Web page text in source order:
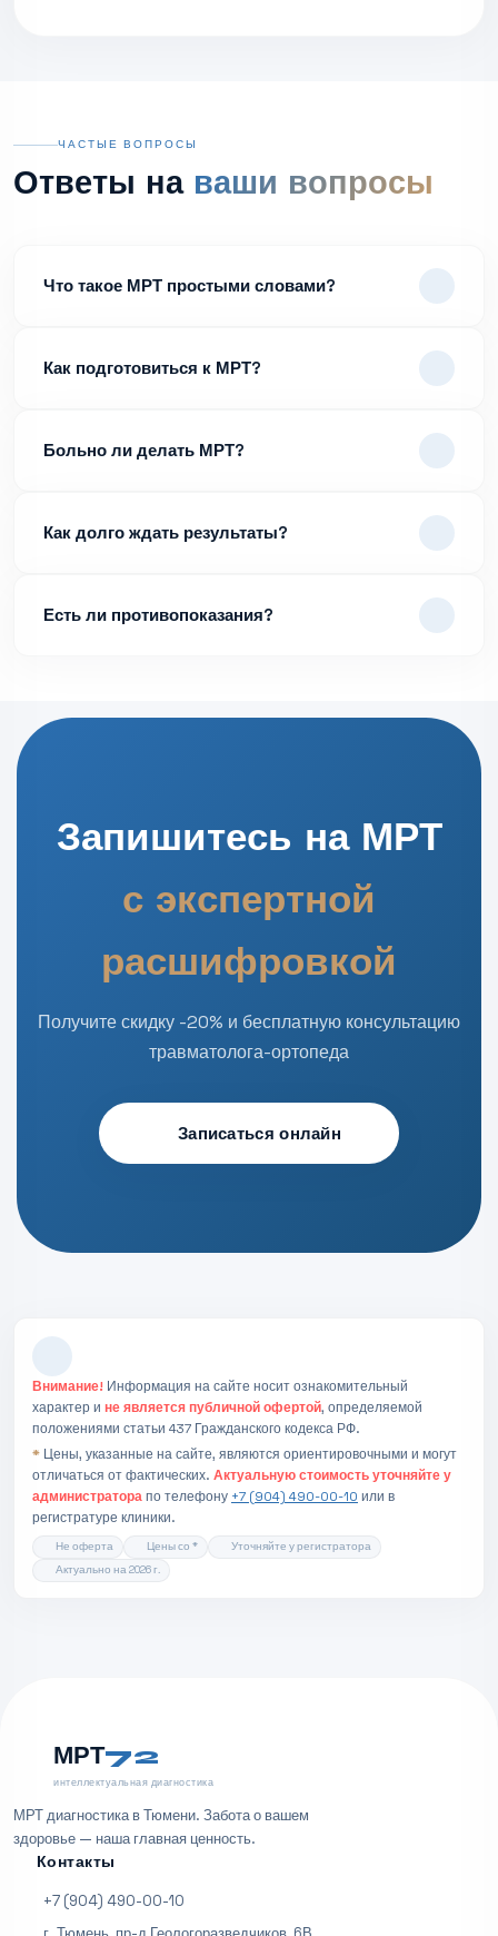
ЧАСТЫЕ ВОПРОСЫ
Ответы на ваши вопросы
Что такое МРТ простыми словами?
Как подготовиться к МРТ?
Больно ли делать МРТ?
Как долго ждать результаты?
Есть ли противопоказания?
Запишитесь на МРТ
с экспертной
расшифровкой
Получите скидку -20% и бесплатную консультацию
травматолога-ортопеда
Записаться онлайн
Внимание! Информация на сайте носит ознакомительный
характер и не является публичной офертой, определяемой
положениями статьи 437 Гражданского кодекса РФ.
* Цены, указанные на сайте, являются ориентировочными и могут
отличаться от фактических. Актуальную стоимость уточняйте у
администратора по телефону +7 (904) 490-00-10 или в
регистратуре клиники.
Не оферта Цены со *
Уточняйте у регистратора
Актуально на 2026 г.
МРТ72
интеллектуальная диагностика
МРТ диагностика в Тюмени. Забота о вашем
здоровье — наша главная ценность.
Контакты
+7 (904) 490-00-10